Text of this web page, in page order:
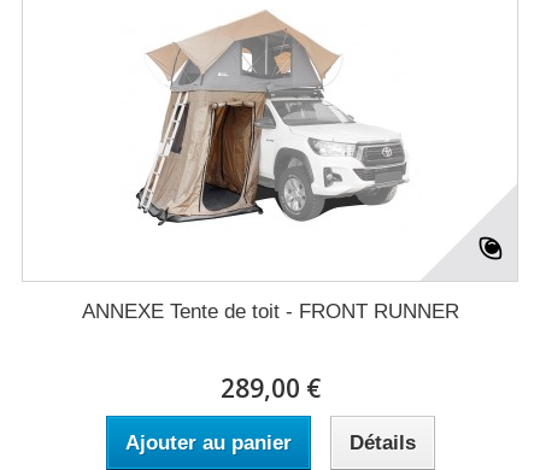
ANNEXE Tente de toit - FRONT RUNNER
289,00 €
Ajouter au panier Détails